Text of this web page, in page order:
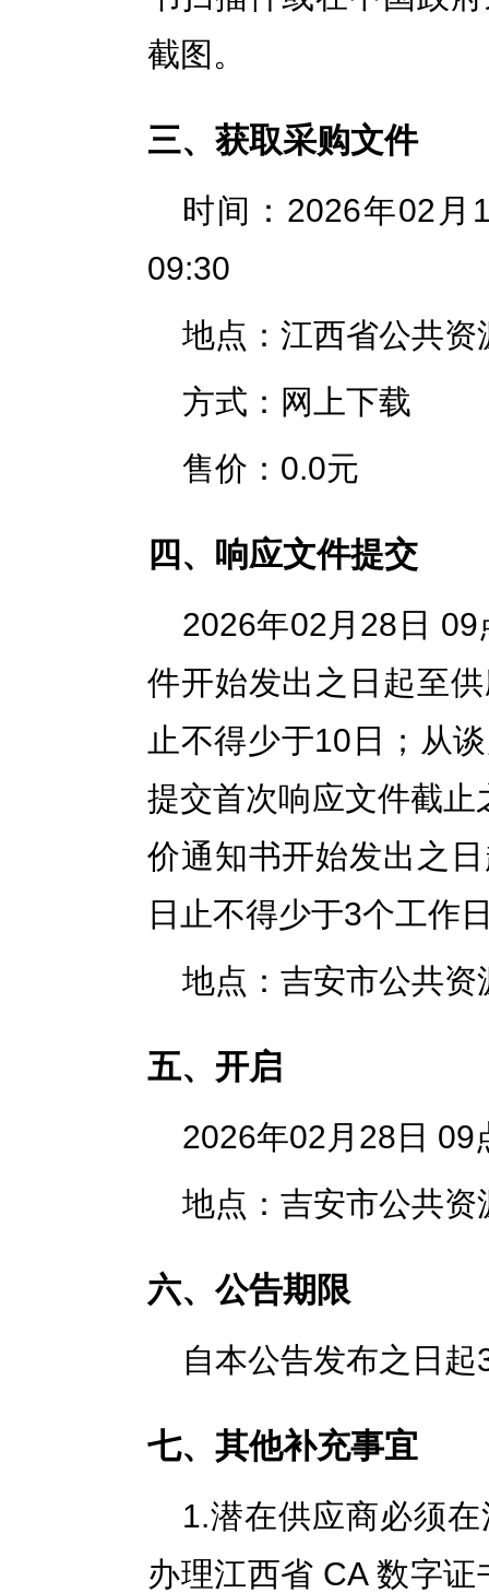
截图。
三、获取采购文件
时间：2026年02月
09:30
地点：江西省公共资
方式：网上下载
售价：0.0元
四、响应文件提交
2026年02月28日
件开始发出之日起至
止不得少于10日；从
提交首次响应文件截
价通知书开始发出之
日止不得少于3个工作
地点：吉安市公共资
五、开启
2026年02月28日 09
地点：吉安市公共资
六、公告期限
自本公告发布之日
七、其他补充事宜
1.潜在供应商必须
办理江西省 CA 数字